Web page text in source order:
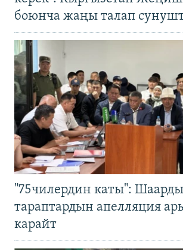
боюнча жаңы талап
"75чилердин каты":
тараптардын апелляция
карайт